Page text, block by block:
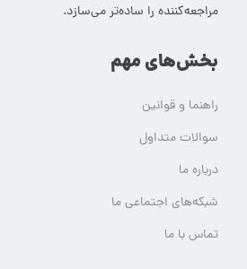
مراجعه‌کننده را ساده‌تر می‌سازد.
بخش‌های مهم
راهنما و قوانین
سوالات متداول
درباره ما
شبکه‌های اجتماعی ما
تماس با ما